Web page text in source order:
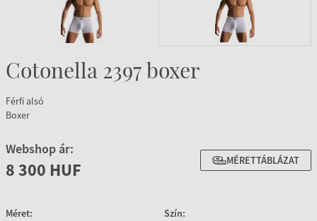
Cotonella 2397 boxer
Férfi alsó
Boxer
Webshop ár:
8 300 HUF MÉRETTÁBLÁZAT
Méret: Szín: